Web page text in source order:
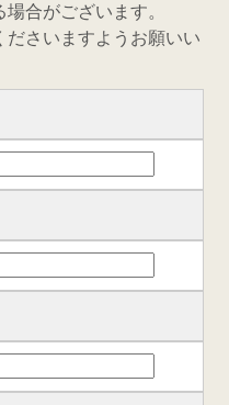
合がございます。
さいますようお願いい